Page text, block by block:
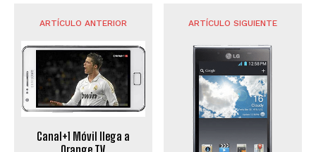
ARTÍCULO ANTERIOR
Canal+1 Móvil llega a
ARTÍCULO SIGUIENTE